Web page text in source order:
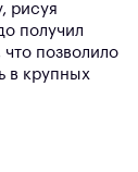
рисуя
получил
позволило
в крупных